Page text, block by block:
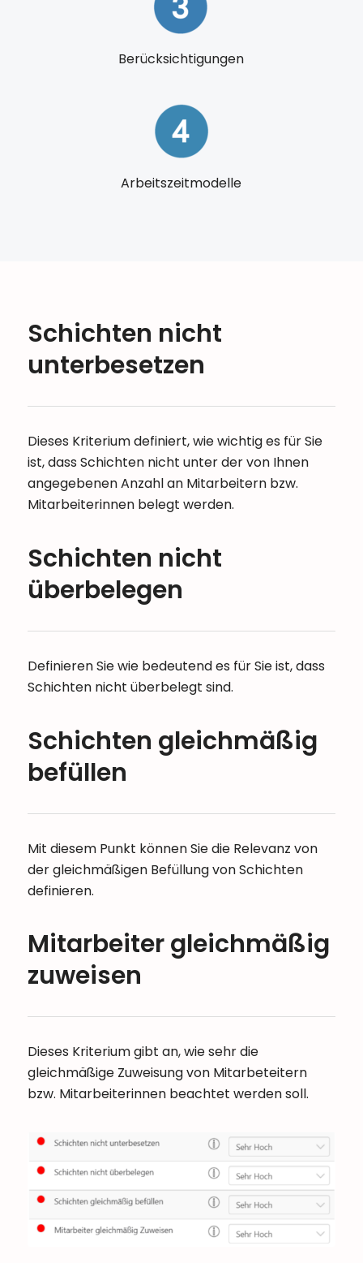
Berücksichtigungen
Arbeitszeitmodelle
Schichten nicht
unterbesetzen
Dieses Kriterium definiert, wie wichtig es für Sie
ist, dass Schichten nicht unter der von Ihnen
angegebenen Anzahl an Mitarbeitern bzw.
Mitarbeiterinnen belegt werden.
Schichten nicht
überbelegen
Definieren Sie wie bedeutend es für Sie ist, dass
Schichten nicht überbelegt sind.
Schichten gleichmäßig
befüllen
Mit diesem Punkt können Sie die Relevanz von
der gleichmäßigen Befüllung von Schichten
definieren.
Mitarbeiter gleichmäßig
zuweisen
Dieses Kriterium gibt an, wie sehr die
gleichmäßige Zuweisung von Mitarbeteitern
bzw. Mitarbeiterinnen beachtet werden soll.